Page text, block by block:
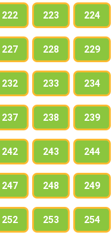
222 223 224
227 228 229
232 233 234
237 238 239
242 243 244
247 248 249
252 253 254